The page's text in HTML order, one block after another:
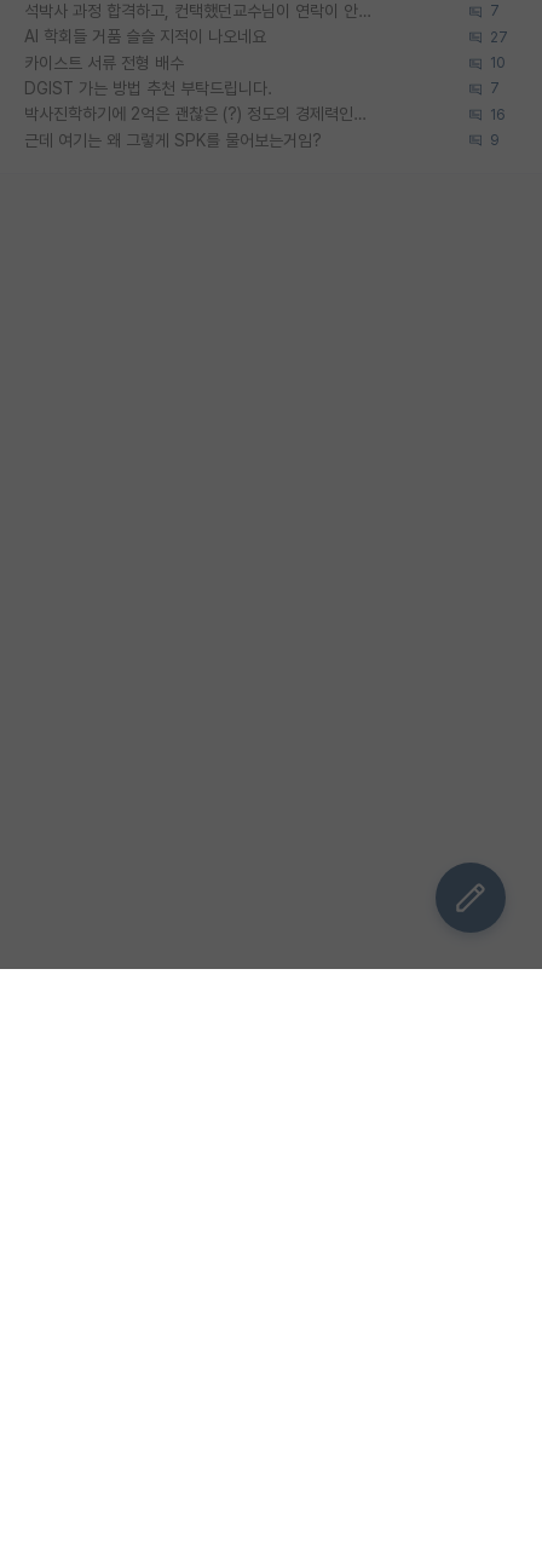
석박사 과정 합격하고, 컨택했던교수님이 연락이 안됩니다... 7
AI 학회들 거품 슬슬 지적이 나오네요 27
카이스트 서류 전형 배수 10
DGIST 가는 방법 추천 부탁드립니다. 7
박사진학하기에 2억은 괜찮은 (?) 정도의 경제력인가요 16
근데 여기는 왜 그렇게 SPK를 물어보는거임? 9